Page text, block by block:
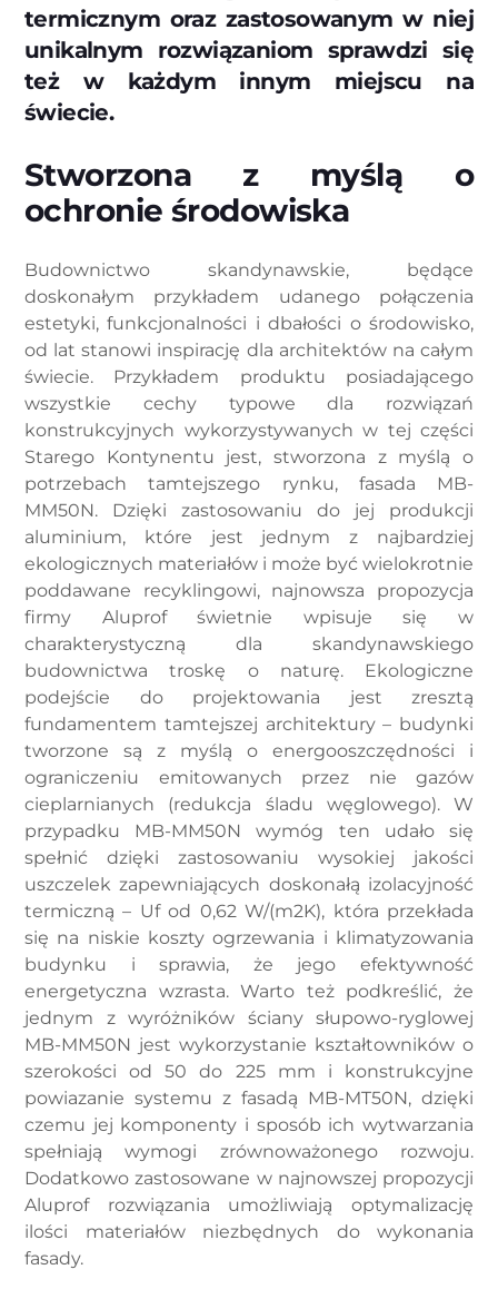
termicznym oraz zastosowanym w niej
unikalnym rozwiązaniom sprawdzi się
też w każdym innym miejscu na
świecie.
Stworzona z myślą o
ochronie środowiska
Budownictwo skandynawskie, będące
doskonałym przykładem udanego połączenia
estetyki, funkcjonalności i dbałości o środowisko,
od lat stanowi inspirację dla architektów na całym
świecie. Przykładem produktu posiadającego
wszystkie cechy typowe dla rozwiązań
konstrukcyjnych wykorzystywanych w tej części
Starego Kontynentu jest, stworzona z myślą o
potrzebach tamtejszego rynku, fasada MB-
MM50N. Dzięki zastosowaniu do jej produkcji
aluminium, które jest jednym z najbardziej
ekologicznych materiałów i może być wielokrotnie
poddawane recyklingowi, najnowsza propozycja
firmy Aluprof świetnie wpisuje się w
charakterystyczną dla skandynawskiego
budownictwa troskę o naturę. Ekologiczne
podejście do projektowania jest zresztą
fundamentem tamtejszej architektury – budynki
tworzone są z myślą o energooszczędności i
ograniczeniu emitowanych przez nie gazów
cieplarnianych (redukcja śladu węglowego). W
przypadku MB-MM50N wymóg ten udało się
spełnić dzięki zastosowaniu wysokiej jakości
uszczelek zapewniających doskonałą izolacyjność
termiczną – Uf od 0,62 W/(m2K), która przekłada
się na niskie koszty ogrzewania i klimatyzowania
budynku i sprawia, że jego efektywność
energetyczna wzrasta. Warto też podkreślić, że
jednym z wyróżników ściany słupowo-ryglowej
MB-MM50N jest wykorzystanie kształtowników o
szerokości od 50 do 225 mm i konstrukcyjne
powiazanie systemu z fasadą MB-MT50N, dzięki
czemu jej komponenty i sposób ich wytwarzania
spełniają wymogi zrównoważonego rozwoju.
Dodatkowo zastosowane w najnowszej propozycji
Aluprof rozwiązania umożliwiają optymalizację
ilości materiałów niezbędnych do wykonania
fasady.